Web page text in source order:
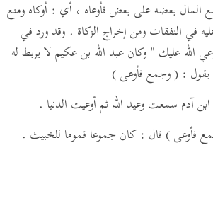
بعضه على بعض فأوعاه ، أي : أوكاه ومنع
في النفقات ومن إخراج الزكاة . وقد ورد في
الله عليك " وكان عبد الله بن عكيم لا يربط له
: ( وجمع فأوعى )
آدم سمعت وعيد الله ثم أوعيت الدنيا .
فأوعى ) قال : كان جموعا قموما للخبيث .